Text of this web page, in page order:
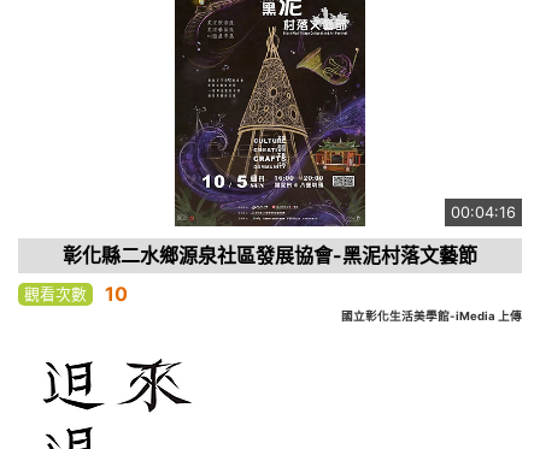
00:04:16
彰化縣二水鄉源泉社區發展協會-黑泥村落文藝節
觀看次數 10
國立彰化生活美學館-iMedia 上傳